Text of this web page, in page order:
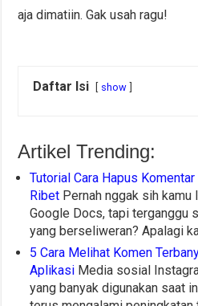
aja dimatiin. Gak usah ragu!
Daftar Isi show
Artikel Trending:
Tutorial Cara Hapus
Ribet Pernah nggak sih
Google Docs, tapi terganggu
yang berseliweran? Apalagi
5 Cara Melihat Komen
Aplikasi Media sosial
yang banyak digunakan saat